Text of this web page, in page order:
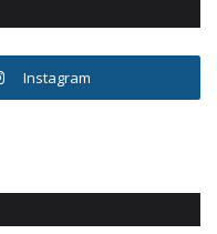
Instagram